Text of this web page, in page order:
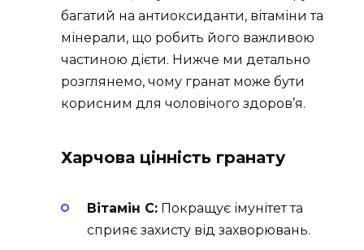
багатий на антиоксиданти, вітаміни та
мінерали, що робить його важливою
частиною дієти. Нижче ми детально
розглянемо, чому гранат може бути
корисним для чоловічого здоров’я.
Харчова цінність гранату
Вітамін C: Покращує імунітет та
сприяє захисту від захворювань.